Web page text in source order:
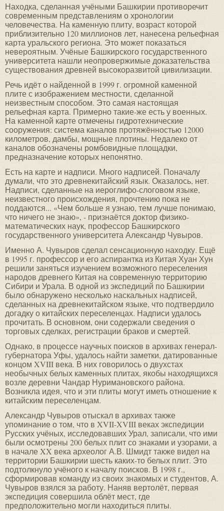
Находка, сделанная учёными Башкирии противоречит
современным представлениям о хронологии
человечества. На каменную плиту, возраст которой
приблизительно 120 миллионов лет, нанесена рельефная
карта уральского региона. Это может показаться
невероятным. Учёные Башкирского государственного
университета нашли неопровержимые доказательства
существования древней высокоразвитой цивилизации.
Речь идёт о найденной в 1999 г. огромной каменной
плите с изображением местности, сделанной
неизвестным способом. Это самая настоящая
рельефная карта. Примерно такие-же есть у военных.
На каменной карте отмечены гидротехнические
сооружения: система каналов протяжённостью 12000
километров, дамбы, мощные плотины. Недалеко от
каналов обозначены ромбовидные площадки,
предназначение которых непонятно.
Есть на карте и надписи. Много надписей. Поначалу
думали, что это древнекитайский язык. Оказалось, нет.
Надписи, сделанные на иероглифо-слоговом языке,
неизвестного происхождения, прочтению пока не
поддаются... «Чем больше я узнаю, тем лучше понимаю,
что ничего не знаю», - признаётся доктор физико-
математических наук, профессор Башкирского
государственного университета Александр Чувыров.
Именно А. Чувыров сделал сенсационную находку. Ещё
в 1995 г. профессор и его аспирантка из Китая Хуан Хун
решили заняться изучением возможного переселения
народов древнего Китая на современную территорию
Сибири и Урала. В одной из экспедиций по Башкирии
было обнаружено несколько наскальных надписей,
сделанных на древнекитайском языке, что подтвердило
догадку о китайских переселенцах. Надписи удалось
прочитать. В основном, они содержали сведения о
торговых сделках, регистрации браков и смертей.
Однако, в процессе научных поисков в архивах генерал-
губернатора Уфы, удалось найти заметки, датированные
концом XVIII века. В них говорилось о двухстах
необычных белых каменных плитах, якобы находящихся
возле деревни Чандар Нуримановского района.
Возникла идея, что и эти плиты могут иметь отношение к
китайским переселенцам.
Александр Чувыров отыскал в архивах также
упоминание о том, что в XVII-XVIII веках экспедиции
Русских учёных, исследовавших Урал, записали, что ими
были осмотрены 200 белых плит со знаками и узорами, а
в начале XX века археолог А.В. Шмидт также видел на
территории Башкирии шесть каких-то белых плит. Это
подтолкнуло учёного к началу поисков. В 1998 г.,
сформировав команду из своих знакомых и студентов, А.
Чувыров взялся за работу. Наняв вертолёт, первая
экспедиция совершила облёт мест, где
предположительно могли находиться плиты.